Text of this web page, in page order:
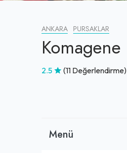
ANKARA PURSAKLAR
Komagene
2.5 (11 Değerlendirme)
Menü